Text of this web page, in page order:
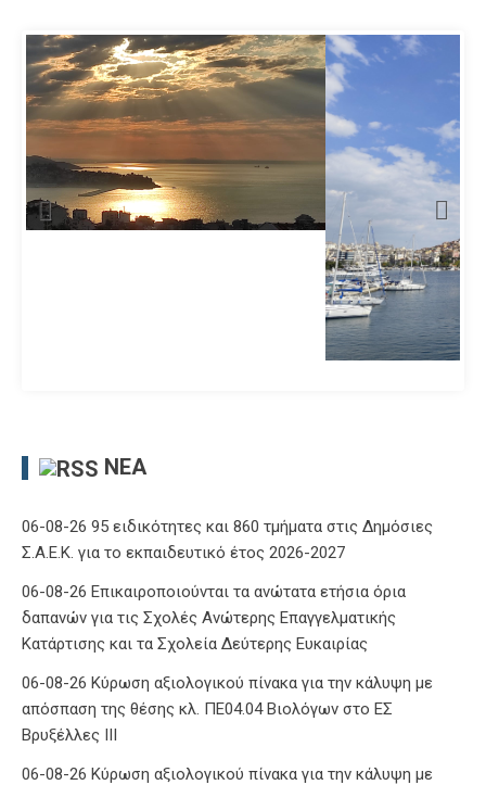
ΝΈΑ
06-08-26 95 ειδικότητες και 860 τμήματα στις Δημόσιες
Σ.Α.Ε.Κ. για το εκπαιδευτικό έτος 2026-2027
06-08-26 Επικαιροποιούνται τα ανώτατα ετήσια όρια
δαπανών για τις Σχολές Ανώτερης Επαγγελματικής
Κατάρτισης και τα Σχολεία Δεύτερης Ευκαιρίας
06-08-26 Κύρωση αξιολογικού πίνακα για την κάλυψη με
απόσπαση της θέσης κλ. ΠΕ04.04 Βιολόγων στο ΕΣ
Βρυξέλλες ΙΙΙ
06-08-26 Κύρωση αξιολογικού πίνακα για την κάλυψη με